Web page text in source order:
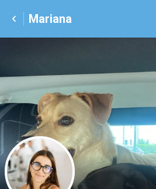
Mariana
M